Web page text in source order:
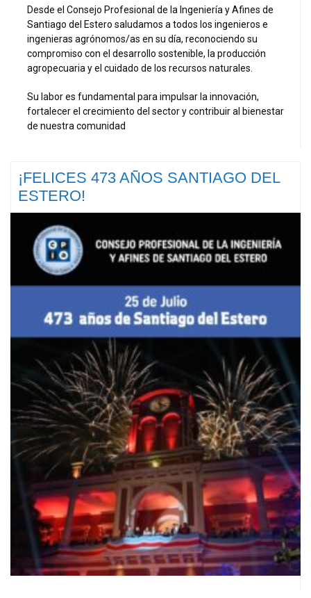
Desde el Consejo Profesional de la Ingeniería y Afines de
Santiago del Estero saludamos a todos los ingenieros e
ingenieras agrónomos/as en su día, reconociendo su
compromiso con el desarrollo sostenible, la producción
agropecuaria y el cuidado de los recursos naturales.
Su labor es fundamental para impulsar la innovación,
fortalecer el crecimiento del sector y contribuir al bienestar
de nuestra comunidad
¡FELICES 473 AÑOS SANTIAGO DEL
ESTERO!